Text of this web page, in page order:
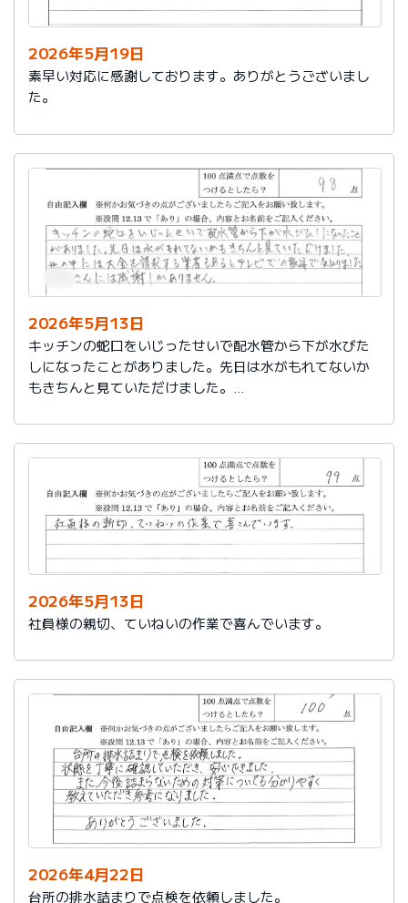
2026年5月19日
素早い対応に感謝しております。ありがとうございまし
た。
2026年5月13日
キッチンの蛇口をいじったせいで配水管から下が水びた
しになったことがありました。先日は水がもれてないか
もきちんと見ていただけました。
で知りました。
社員さんには感謝しかありません。
2026年5月13日
社員様の親切、ていねいの作業で喜んでいます。
2026年4月22日
台所の排水詰まりで点検を依頼しました。